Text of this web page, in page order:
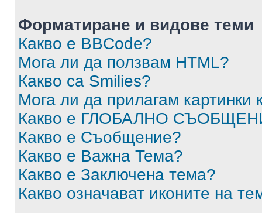
Форматиране и видове теми
Какво е BBCode?
Мога ли да ползвам HTML?
Какво са Smilies?
Мога ли да прилагам
Какво е ГЛОБАЛНО
Какво е Съобщение?
Какво е Важна Тема?
Какво е Заключена тема?
Какво означават иконите на